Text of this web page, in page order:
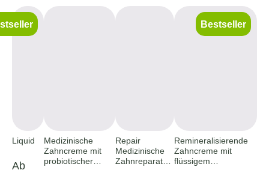
Liquid
Ab
Medizinische
Zahncreme mit
probiotischer
Repair
Medizinische
Zahnreparatur-
Bestseller
Remineralisierende
Zahncreme mit
flüssigem